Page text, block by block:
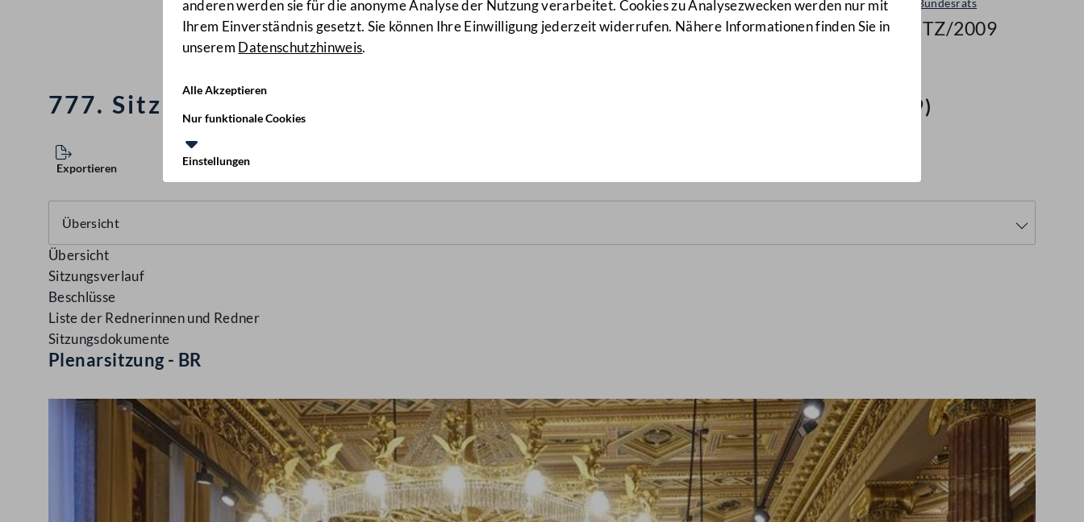
anderen werden sie für die anonyme Analyse der Nutzung verarbeitet. Cookies zu Analysezwecken werden nur mit
Ihrem Einverständnis gesetzt. Sie können Ihre Einwilligung jederzeit widerrufen. Nähere Informationen finden Sie in
unserem Datenschutzhinweis.
Alle Akzeptieren
Nur funktionale Cookies
Einstellungen
Sitzungen des Bundesrats
777/BRSITZ/2009
777. Sitzung des Bundesrats vom 5. November 2009 (777/BRSITZ/2009)
Exportieren
Übersicht
Sitzungsverlauf
Beschlüsse
Liste der Rednerinnen und Redner
Sitzungsdokumente
Plenarsitzung - BR